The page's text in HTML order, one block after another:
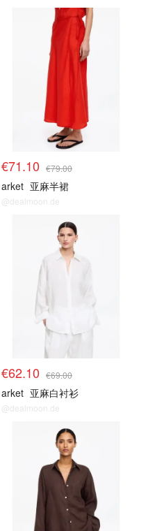
€71.10 €79.00
arket 亚麻半裙
@dealmoon.de
€62.10 €69.00
arket 亚麻白衬衫
@dealmoon.de